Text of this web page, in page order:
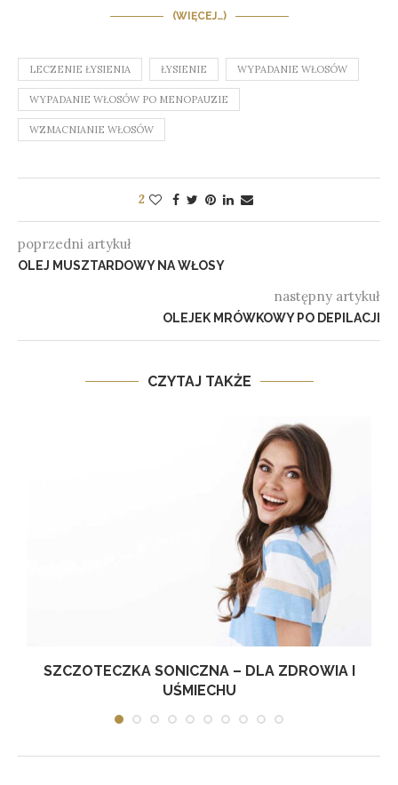
(WIĘCEJ…)
LECZENIE ŁYSIENIA ŁYSIENIE WYPADANIE WŁOSÓW
WYPADANIE WŁOSÓW PO MENOPAUZIE
WZMACNIANIE WŁOSÓW
2
poprzedni artykuł
OLEJ MUSZTARDOWY NA WŁOSY
następny artykuł
OLEJEK MRÓWKOWY PO DEPILACJI
CZYTAJ TAKŻE
SZCZOTECZKA SONICZNA – DLA ZDROWIA I
UŚMIECHU